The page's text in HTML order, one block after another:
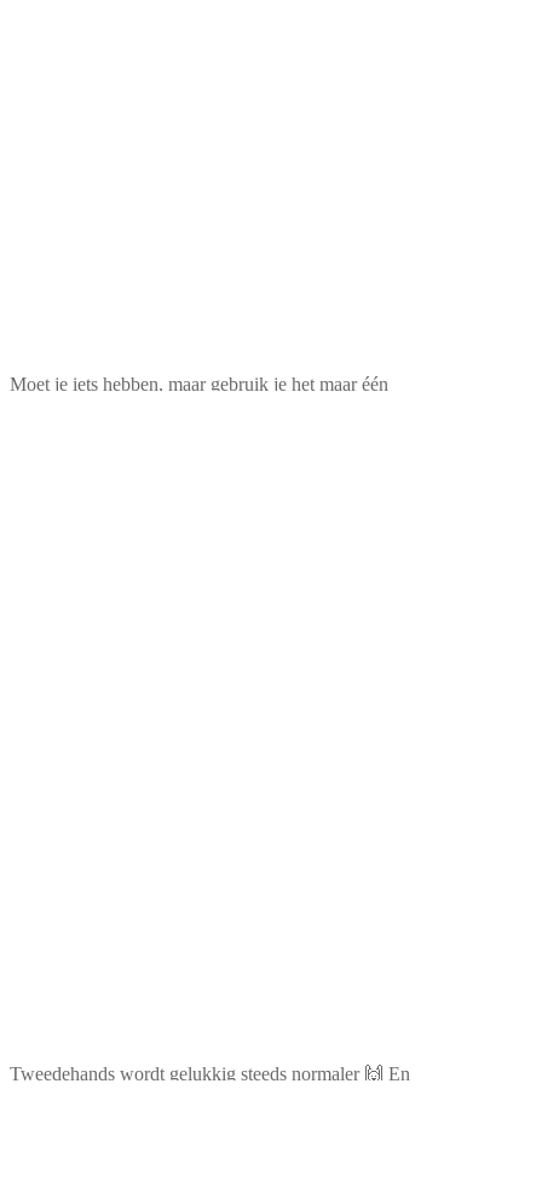
Moet je iets hebben, maar gebruik je het maar één
Tweedehands wordt gelukkig steeds normaler 🙌 En